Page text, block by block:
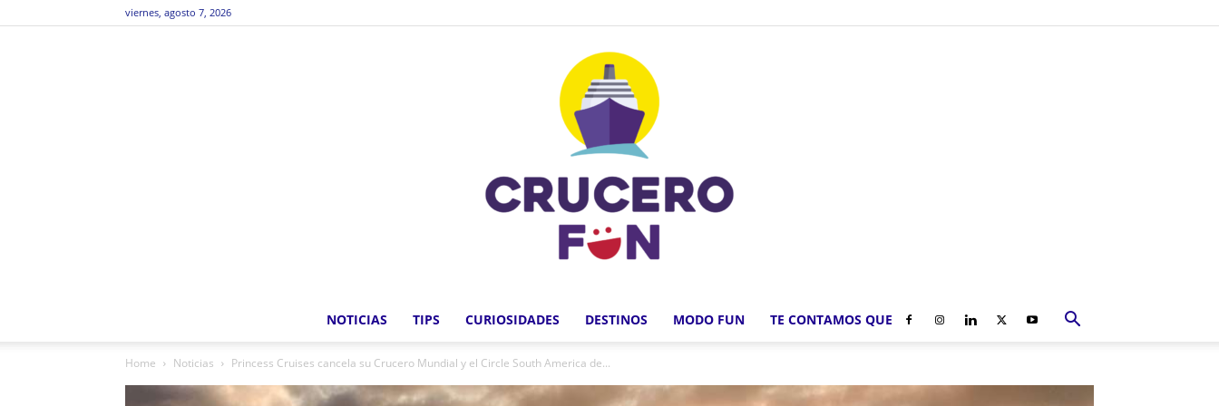
viernes, agosto 7, 2026
NOTICIAS TIPS CURIOSIDADES DESTINOS MODO FUN TE CONTAMOS QUE
Home Noticias Princess Cruises cancela su Crucero Mundial y el Circle South America de...